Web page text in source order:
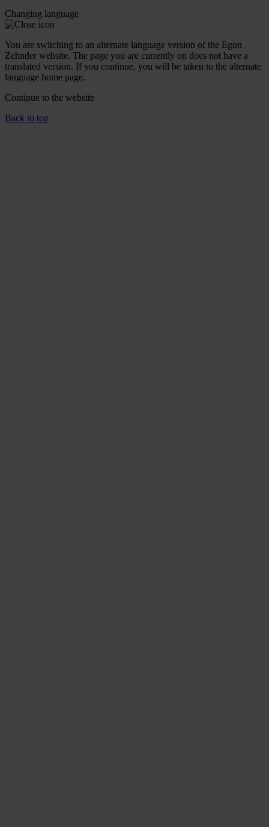
Changing language
You are switching to an alternate language version of the Egon
Zehnder website. The page you are currently on does not have a
translated version. If you continue, you will be taken to the alternate
language home page.
Continue to the website
Back to top